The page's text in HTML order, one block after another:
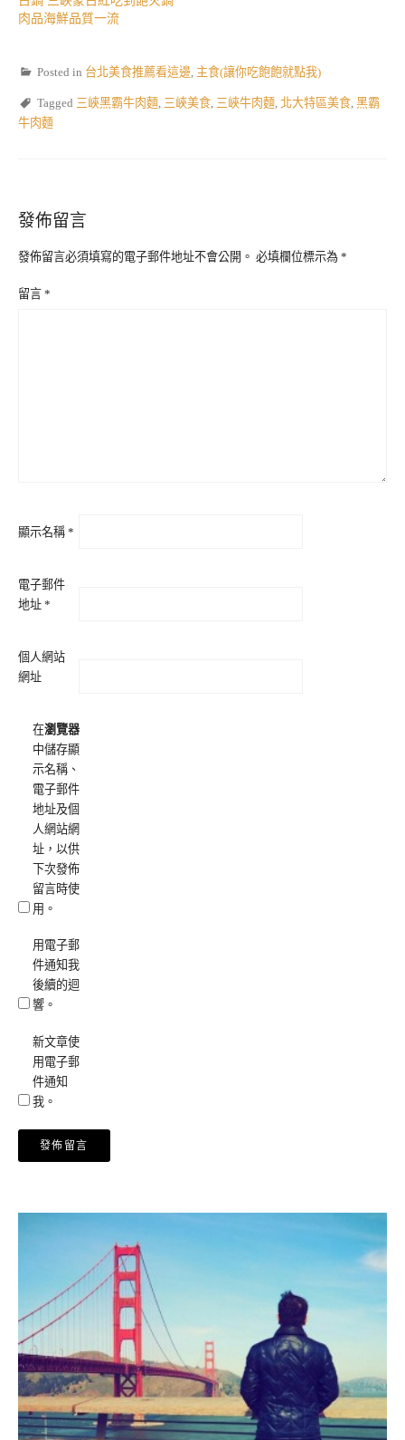
肉品海鮮品質一流
Posted in 台北美食推薦看這邊 主食(讓你吃飽飽就點我)
Tagged 三峽黑霸牛肉麵 三峽美食 三峽牛肉麵 北大特區美食 黑霸
牛肉麵
發佈留言
發佈留言必須填寫的電子郵件地址不會公開。 必填欄位標示為 *
留言 *
顯示名稱 *
電子郵件
地址 *
個人網站
網址
在瀏覽器
中儲存顯
示名稱、
電子郵件
地址及個
人網站網
址，以供
下次發佈
留言時使
用。
用電子郵
件通知我
後續的迴
響。
新文章使
用電子郵
件通知
我。